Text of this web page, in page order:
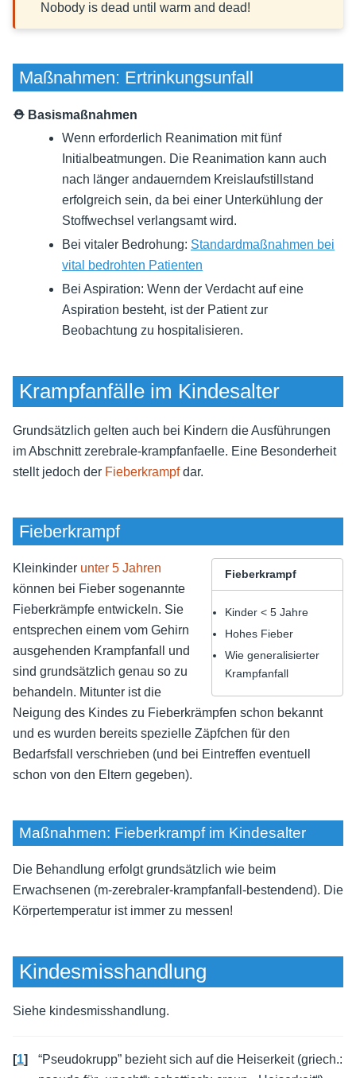
Nobody is dead until warm and dead!
Maßnahmen: Ertrinkungsunfall
⛑ Basismaßnahmen
Wenn erforderlich Reanimation mit fünf
Initialbeatmungen. Die Reanimation kann auch
nach länger andauerndem Kreislaufstillstand
erfolgreich sein, da bei einer Unterkühlung der
Stoffwechsel verlangsamt wird.
Bei vitaler Bedrohung: Standardmaßnahmen bei
vital bedrohten Patienten
Bei Aspiration: Wenn der Verdacht auf eine
Aspiration besteht, ist der Patient zur
Beobachtung zu hospitalisieren.
Krampfanfälle im Kindesalter
Grundsätzlich gelten auch bei Kindern die Ausführungen
im Abschnittzerebrale-krampfanfaelle. Eine Besonderheit
stellt jedoch der Fieberkrampf dar.
Fieberkrampf
Fieberkrampf
Kinder < 5 Jahre
Hohes Fieber
Wie generalisierter
Krampfanfall
Kleinkinder unter 5 Jahren
können bei Fieber sogenannte
Fieberkrämpfe entwickeln. Sie
entsprechen einem vom Gehirn
ausgehenden Krampfanfall und
sind grundsätzlich genau so zu
behandeln. Mitunter ist die
Neigung des Kindes zu Fieberkrämpfen schon bekannt
und es wurden bereits spezielle Zäpfchen für den
Bedarfsfall verschrieben (und bei Eintreffen eventuell
schon von den Eltern gegeben).
Maßnahmen: Fieberkrampf im Kindesalter
Die Behandlung erfolgt grundsätzlich wie beim
Erwachsenen (m-zerebraler-krampfanfall-bestendend). Die
Körpertemperatur ist immer zu messen!
Kindesmisshandlung
Siehe kindesmisshandlung.
[1]
“Pseudokrupp” bezieht sich auf die Heiserkeit (griech.: